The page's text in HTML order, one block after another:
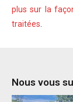
plus sur la
traitées
Nous vous